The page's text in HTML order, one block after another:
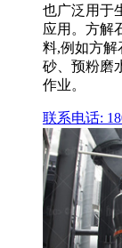
也广泛用于
应用。方解
料,例如方解
砂、预粉磨
作业。
联系电话: